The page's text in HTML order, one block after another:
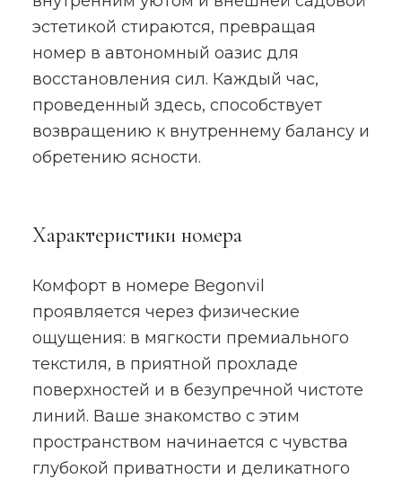
эстетикой стираются, превращая
номер в автономный оазис для
восстановления сил. Каждый час,
проведенный здесь, способствует
возвращению к внутреннему балансу и
обретению ясности.
Характеристики номера
Комфорт в номере Begonvil
проявляется через физические
ощущения: в мягкости премиального
текстиля, в приятной прохладе
поверхностей и в безупречной чистоте
линий. Ваше знакомство с этим
пространством начинается с чувства
глубокой приватности и деликатного